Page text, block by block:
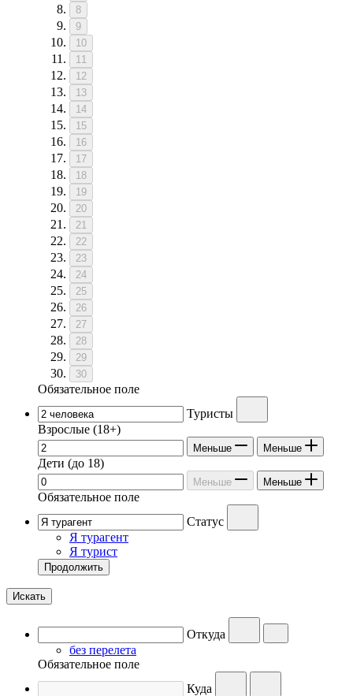
8
9
10
11
12
13
14
15
16
17
18
19
20
21
22
23
24
25
26
27
28
29
30
Обязательное поле
Туристы
Взрослые (18+)
Меньше Меньше
Дети (до 18)
Меньше Меньше
Обязательное поле
Статус
Я турагент
Я турист
Продолжить
Искать
Откуда
без перелета
Обязательное поле
Куда